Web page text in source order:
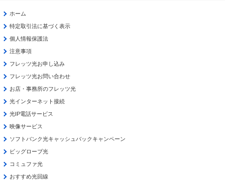
ホーム
特定取引法に基づく表示
個人情報保護法
注意事項
フレッツ光お申し込み
フレッツ光お問い合わせ
お店・事務所のフレッツ光
光インターネット接続
光IP電話サービス
映像サービス
ソフトバンク光キャッシュバックキャンペーン
ビッグローブ光
コミュファ光
おすすめ光回線